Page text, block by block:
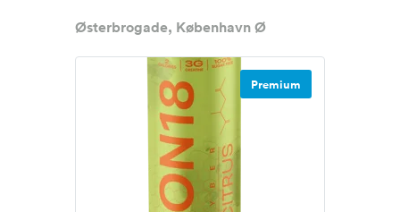
Østerbrogade, København Ø
Premium